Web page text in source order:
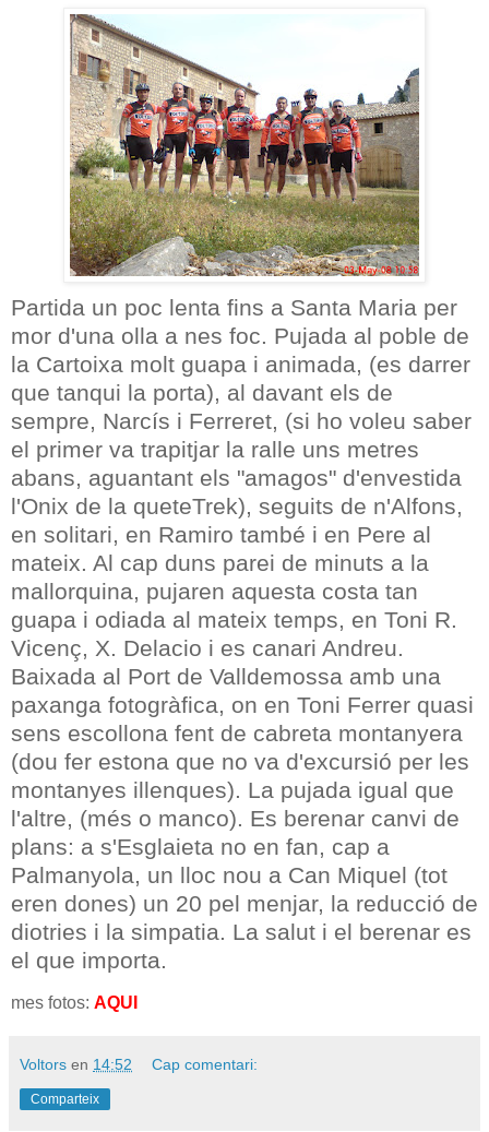
Partida un poc lenta fins a Santa Maria per
mor d'una olla a nes foc. Pujada al poble de
la Cartoixa molt guapa i animada, (es darrer
que tanqui la porta), al davant els de
sempre, Narcís i Ferreret, (si ho voleu saber
el primer va trapitjar la ralle uns metres
abans, aguantant els "amagos" d'envestida
l'Onix de la queteTrek), seguits de n'Alfons,
en solitari, en Ramiro també i en Pere al
mateix. Al cap duns parei de minuts a la
mallorquina, pujaren aquesta costa tan
guapa i odiada al mateix temps, en Toni R.
Vicenç, X. Delacio i es canari Andreu.
Baixada al Port de Valldemossa amb una
paxanga fotogràfica, on en Toni Ferrer quasi
sens escollona fent de cabreta montanyera
(dou fer estona que no va d'excursió per les
montanyes illenques). La pujada igual que
l'altre, (més o manco). Es berenar canvi de
plans: a s'Esglaieta no en fan, cap a
Palmanyola, un lloc nou a Can Miquel (tot
eren dones) un 20 pel menjar, la reducció de
diotries i la simpatia. La salut i el berenar es
el que importa.
mes fotos: AQUI
Voltors en 14:52 Cap comentari:
Comparteix